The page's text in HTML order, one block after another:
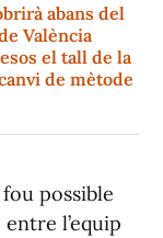
abans del
València
el tall de la
de mètode
possible
l’equip